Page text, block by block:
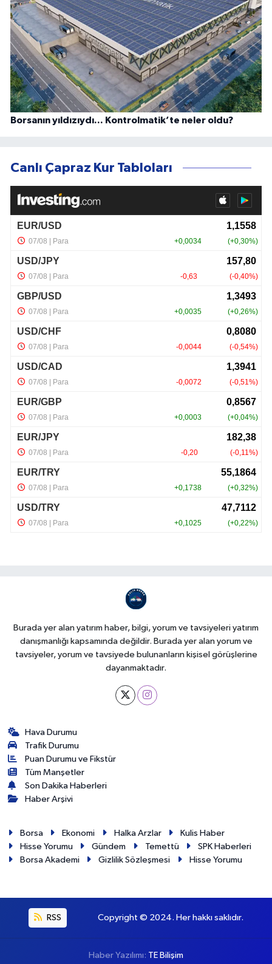
Borsanın yıldızıydı... Kontrolmatik’te neler oldu?
Canlı Çapraz Kur Tabloları
Burada yer alan yatırım haber, bilgi, yorum ve tavsiyeleri yatırım
danışmanlığı kapsamında değildir. Burada yer alan yorum ve
tavsiyeler, yorum ve tavsiyede bulunanların kişisel görüşlerine
dayanmaktadır.
Hava Durumu
Trafik Durumu
Puan Durumu ve Fikstür
Tüm Manşetler
Son Dakika Haberleri
Haber Arşivi
Borsa Ekonomi Halka Arzlar
Kulis Haber
Hisse Yorumu
Gündem Temettü
SPK Haberleri
Borsa Akademi
Gizlilik Sözleşmesi Hisse Yorumu
RSS Copyright © 2024. Her hakkı saklıdır.
Haber Yazılımı: TE Bilişim